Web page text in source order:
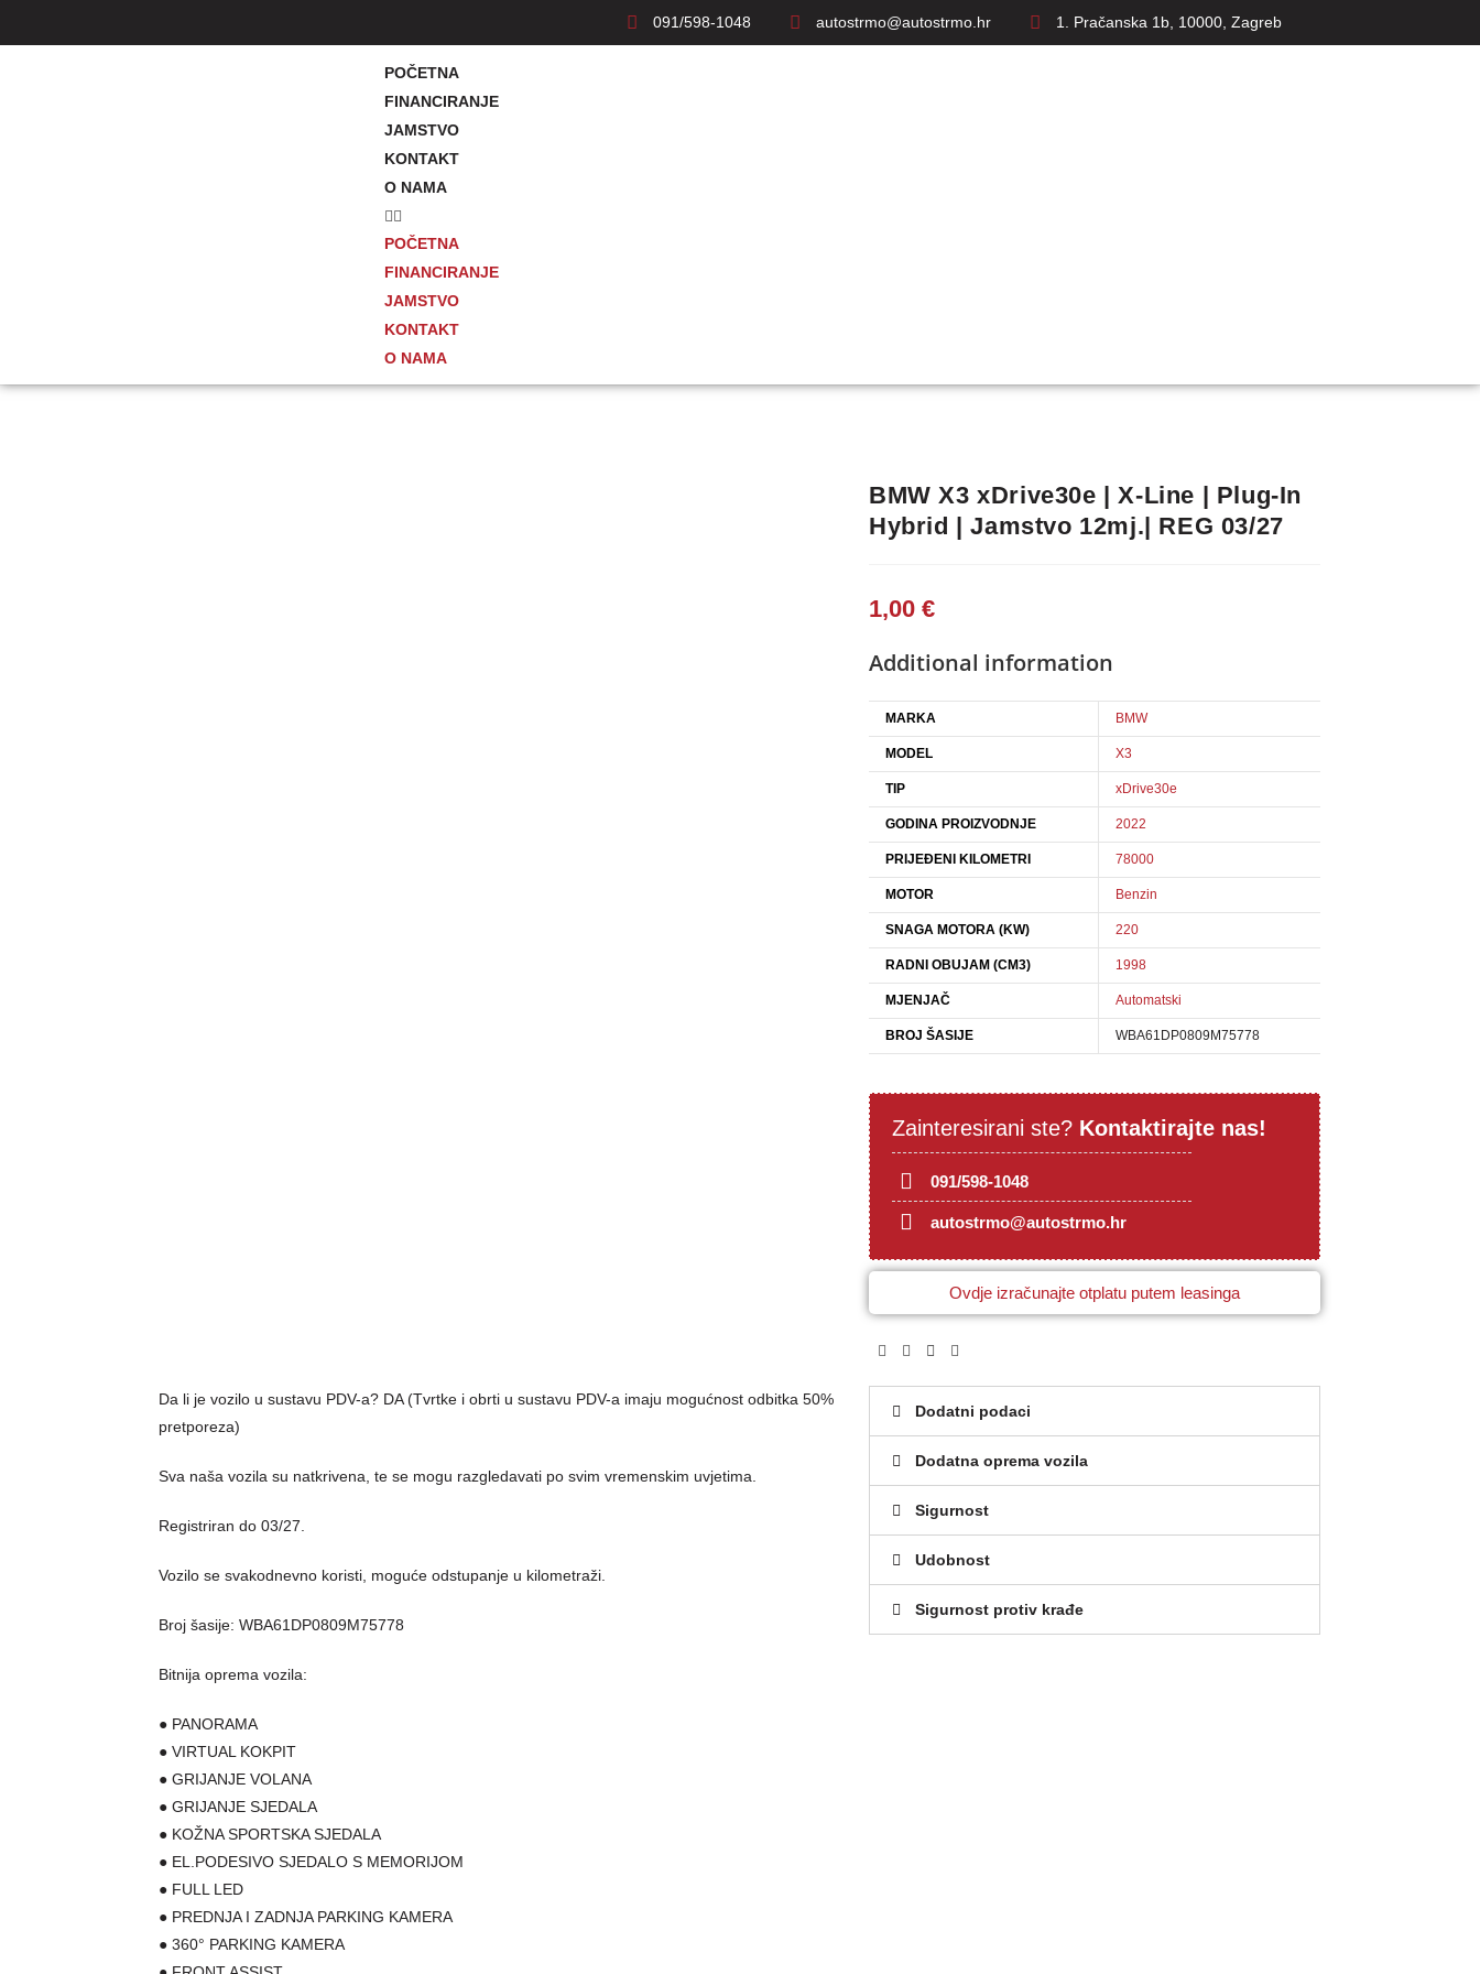
091/598-1048 autostrmo@autostrmo.hr 1. Pračanska 1b, 10000, Zagreb
POČETNA
FINANCIRANJE
JAMSTVO
KONTAKT
O NAMA
POČETNA
FINANCIRANJE
JAMSTVO
KONTAKT
O NAMA
BMW X3 xDrive30e | X-Line | Plug-In
Hybrid | Jamstvo 12mj.| REG 03/27
1,00€
Additional information
MARKA BMW
MODEL X3
TIP xDrive30e
GODINA PROIZVODNJE 2022
PRIJEĐENI KILOMETRI 78000
MOTOR Benzin
SNAGA MOTORA (KW) 220
RADNI OBUJAM (CM3) 1998
MJENJAČ Automatski
BROJ ŠASIJE WBA61DP0809M75778
Zainteresirani ste? Kontaktirajte nas!
091/598-1048
autostrmo@autostrmo.hr
Ovdje izračunajte otplatu putem leasinga
Da li je vozilo u sustavu PDV-a? DA (Tvrtke i obrti u sustavu PDV-a imaju mogućnost odbitka 50%
pretporeza)
Sva naša vozila su natkrivena, te se mogu razgledavati po svim vremenskim uvjetima.
Registriran do 03/27.
Vozilo se svakodnevno koristi, moguće odstupanje u kilometraži.
Broj šasije: WBA61DP0809M75778
Bitnija oprema vozila:
● PANORAMA
● VIRTUAL KOKPIT
● GRIJANJE VOLANA
● GRIJANJE SJEDALA
● KOŽNA SPORTSKA SJEDALA
● EL.PODESIVO SJEDALO S MEMORIJOM
● FULL LED
● PREDNJA I ZADNJA PARKING KAMERA
● 360° PARKING KAMERA
Dodatni podaci
Dodatna oprema vozila
Sigurnost
Udobnost
Sigurnost protiv krađe